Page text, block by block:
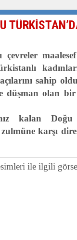
MESAJİ : 05.07.2009
JİANG’İN TRABZON
çevreler
sahip
düşman olan bir
kalan Doğu
zulmüne karşı